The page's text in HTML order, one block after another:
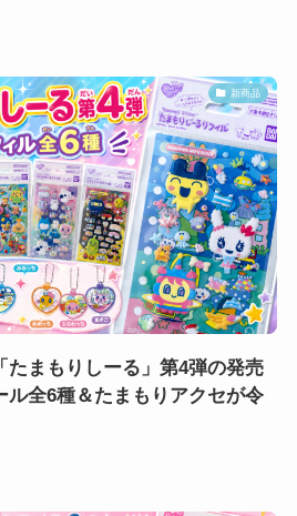
新商品
たまもりしーる」第4弾の発売
ル全6種＆たまもりアクセが令